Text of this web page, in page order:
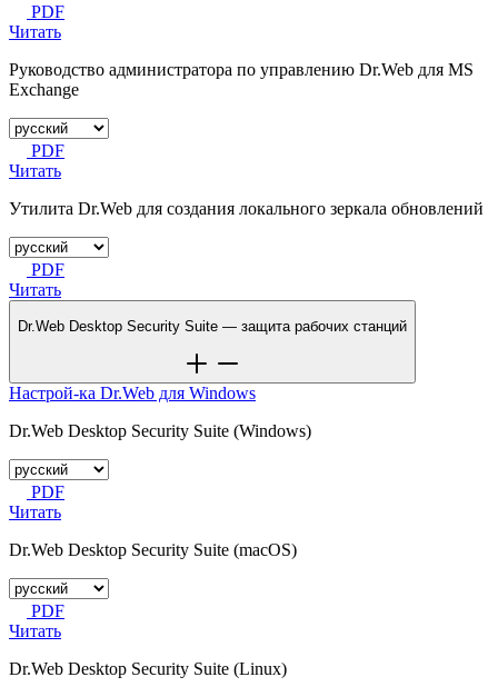
PDF
Читать
Руководство администратора по управлению Dr.Web для MS
Exchange
PDF
Читать
Утилита Dr.Web для создания локального зеркала обновлений
PDF
Читать
Dr.Web Desktop Security Suite — защита рабочих станций
Настрой-ка Dr.Web для Windows
Dr.Web Desktop Security Suite (Windows)
PDF
Читать
Dr.Web Desktop Security Suite (macOS)
PDF
Читать
Dr.Web Desktop Security Suite (Linux)